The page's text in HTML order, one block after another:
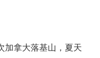
加拿大落基山，夏天